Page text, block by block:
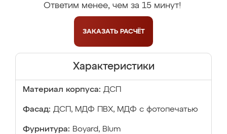
Ответим менее, чем за 15 минут!
ЗАКАЗАТЬ РАСЧЁТ
Характеристики
Материал корпуса: ДСП
Фасад: ДСП, МДФ ПВХ, МДФ с фотопечатью
Фурнитура: Boyard, Blum